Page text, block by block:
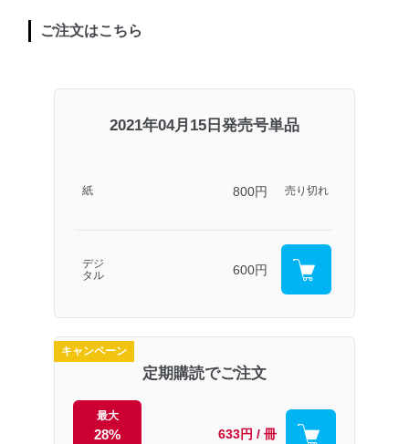
ご注文はこちら
2021年04月15日発売号単品
紙 800円 売り切れ
デジ
タル
600円
キャンペーン
定期購読でご注文
最大
28% 633円 / 冊